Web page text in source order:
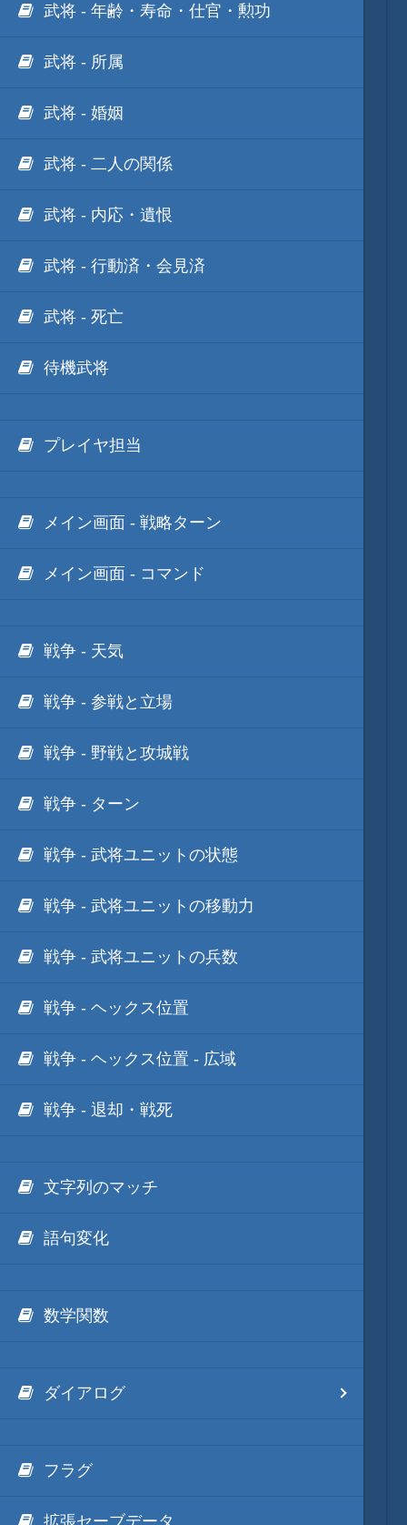
武将 - 年齢・寿命・仕官・勲功
武将 - 所属
武将 - 婚姻
武将 - 二人の関係
武将 - 内応・遺恨
武将 - 行動済・会見済
武将 - 死亡
待機武将
プレイヤ担当
メイン画面 - 戦略ターン
メイン画面 - コマンド
戦争 - 天気
戦争 - 参戦と立場
戦争 - 野戦と攻城戦
戦争 - ターン
戦争 - 武将ユニットの状態
戦争 - 武将ユニットの移動力
戦争 - 武将ユニットの兵数
戦争 - ヘックス位置
戦争 - ヘックス位置 - 広域
戦争 - 退却・戦死
文字列のマッチ
語句変化
数学関数
ダイアログ
フラグ
拡張セーブデータ